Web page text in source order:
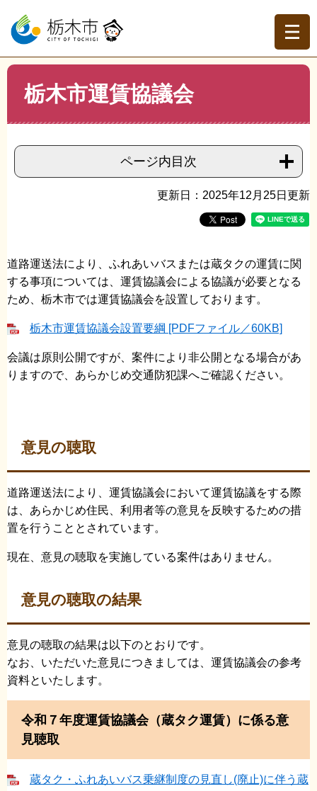
ー
の
先
ニ
ー
を
トップページ >分類でさがす >くらしの情報
栃木市運賃協議会
ページ内目次
更新日：2025年12月25日更新
道路運送法により、ふれあいバスまたは蔵タクの運賃に関
する事項については、運賃協議会による協議が必要となる
ため、栃木市では運賃協議会を設置しております。
栃木市運賃協議会設置要綱 [PDFファイル／60KB]
会議は原則公開ですが、案件により非公開となる場合があ
りますので、あらかじめ交通防犯課へご確認ください。
意見の聴取
道路運送法により、運賃協議会において運賃協議をする際
は、あらかじめ住⺠、利⽤者等の意⾒を反映するための措
置を行うこととされています。
現在、意見の聴取を実施している案件はありません。
意見の聴取の結果
意見の聴取の結果は以下のとおりです。
なお、いただいた意見につきましては、運賃協議会の参考
資料といたします。
令和７年度運賃協議会（蔵タク運賃）に係る意
見聴取
蔵タク・ふれあいバス乗継制度の見直し(廃止)に伴う蔵